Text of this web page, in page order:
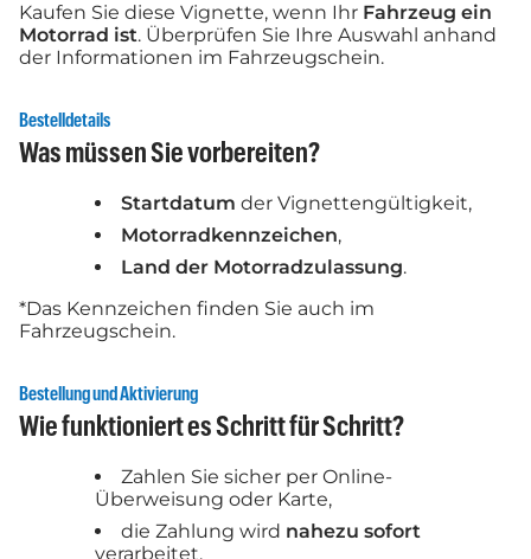
Kaufen Sie diese Vignette, wenn Ihr Fahrzeug ein
Motorrad ist. Überprüfen Sie Ihre Auswahl anhand
der Informationen im Fahrzeugschein.
Bestelldetails
Was müssen Sie vorbereiten?
Startdatum der Vignettengültigkeit,
Motorradkennzeichen,
Land der Motorradzulassung.
*Das Kennzeichen finden Sie auch im
Fahrzeugschein.
Bestellung und Aktivierung
Wie funktioniert es Schritt für Schritt?
Zahlen Sie sicher per Online-
Überweisung oder Karte,
die Zahlung wird nahezu sofort
verarbeitet,